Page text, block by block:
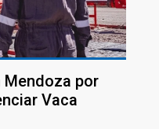
Mendoza por
Vaca